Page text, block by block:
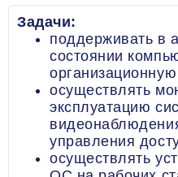
Задачи:
поддерживать в
состоянии
осуществлять
эксплуатацию
управления
осуществлять